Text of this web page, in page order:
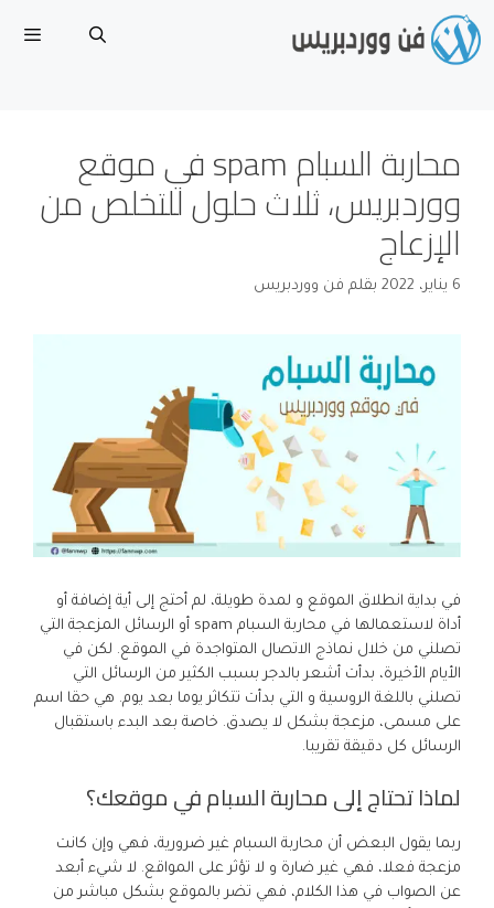
انتقل
إلى
المحتوى
محاربة السبام spam في موقع
ووردبريس، ثلاث حلول للتخلص من
الإزعاج
6 يناير، 2022 بقلم فن ووردبريس
في بداية انطلاق الموقع و لمدة طويلة، لم أحتج إلى أية إضافة أو
أداة لاستعمالها في محاربة السبام spam أو الرسائل المزعجة التي
تصلني من خلال نماذج الاتصال المتواجدة في الموقع. لكن في
الأيام الأخيرة، بدأت أشعر بالدجر بسبب الكثير من الرسائل التي
تصلني باللغة الروسية و التي بدأت تتكاثر يوما بعد يوم. هي حقا اسم
على مسمى، مزعجة بشكل لا يصدق. خاصة بعد البدء باستقبال
الرسائل كل دقيقة تقريبا.
لماذا تحتاج إلى محاربة السبام في موقعك؟
ربما يقول البعض أن محاربة السبام غير ضرورية، فهي وإن كانت
مزعجة فعلا، فهي غير ضارة و لا تؤثر على المواقع. لا شيء أبعد
عن الصواب في هذا الكلام، فهي تضر بالموقع بشكل مباشر من